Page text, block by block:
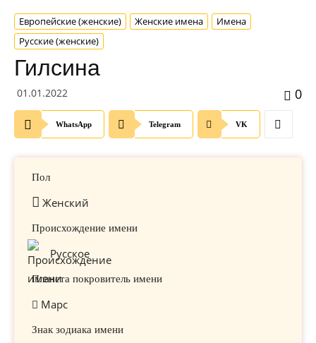
Европейские (женские) Женские имена
Имена
Русские (женские)
Гилсина
01.01.2022 0
WhatsApp Telegram VK
Пол
Женский
Происхождение имени
Русское
Планета покровитель имени
Марс
Знак зодиака имени